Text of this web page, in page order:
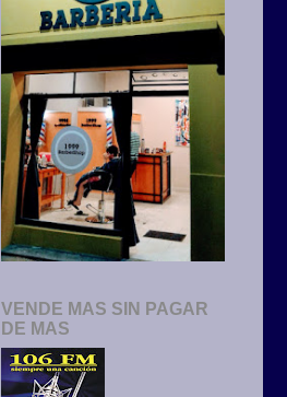
VENDE MAS SIN PAGAR
DE MAS